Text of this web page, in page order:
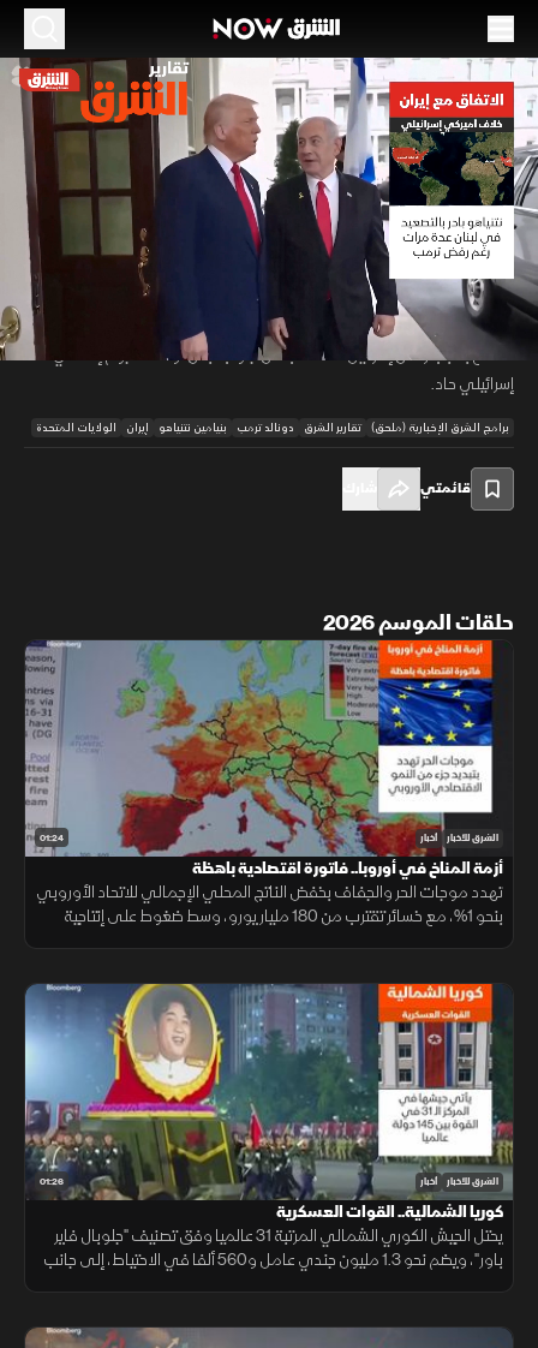
00:11
الموسم 2026
الاتفاق مع إيران.. خلاف أميركي إسرائيلي
18 يونيو 2026 01:49 أخبار
تقارير الشرق
فجر الاتفاق الأميركي الإيراني خلافات حادة بين واشنطن وتل أبيب، حيث
كشفت تقارير عن إحباط ترمب من رغبة نتنياهو في "قصف الجميع" وتجاهله
لطلب عدم تدمير مباني لبنان. وتتوقع صحيفة معاريف أزمة توقف إمدادات
السلاح بسبب رفض إسرائيل الانسحاب من جنوب لبنان، وسط هجوم إعلامي
إسرائيلي حاد.
برامج الشرق الإخبارية (ملحق) تقارير الشرق دونالد ترمب بنيامين نتنياهو إيران الولايات المتحدة
قائمتي
حلقات الموسم 2026
01:24 الشرق للأخبار أخبار
أزمة المناخ في أوروبا.. فاتورة اقتصادية باهظة
تهدد موجات الحر والجفاف بخفض الناتج المحلي الإجمالي للاتحاد الأوروبي
بنحو 1%، مع خسائر تقترب من 180 مليار يورو، وسط ضغوط على إنتاجية
01:26 الشرق للأخبار أخبار
كوريا الشمالية.. القوات العسكرية
يحتل الجيش الكوري الشمالي المرتبة 31 عالميا وفق تصنيف "جلوبال فاير
باور"، ويضم نحو 1.3 مليون جندي عامل و560 ألفا في الاحتياط، إلى جانب